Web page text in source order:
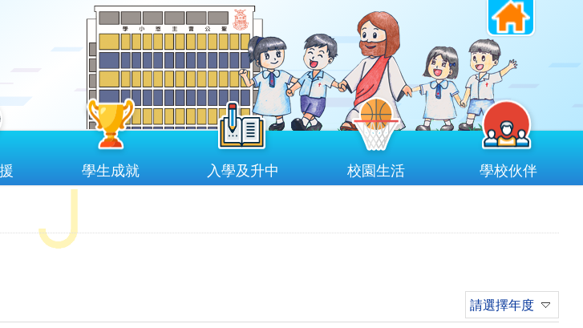
學生成就 入學及升中 校園生活 學校伙伴
請選擇年度